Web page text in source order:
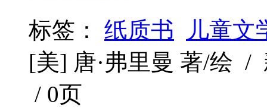
标签： 纸质书
儿童文
[美] 唐·弗里曼 著/绘 /
/ 0页